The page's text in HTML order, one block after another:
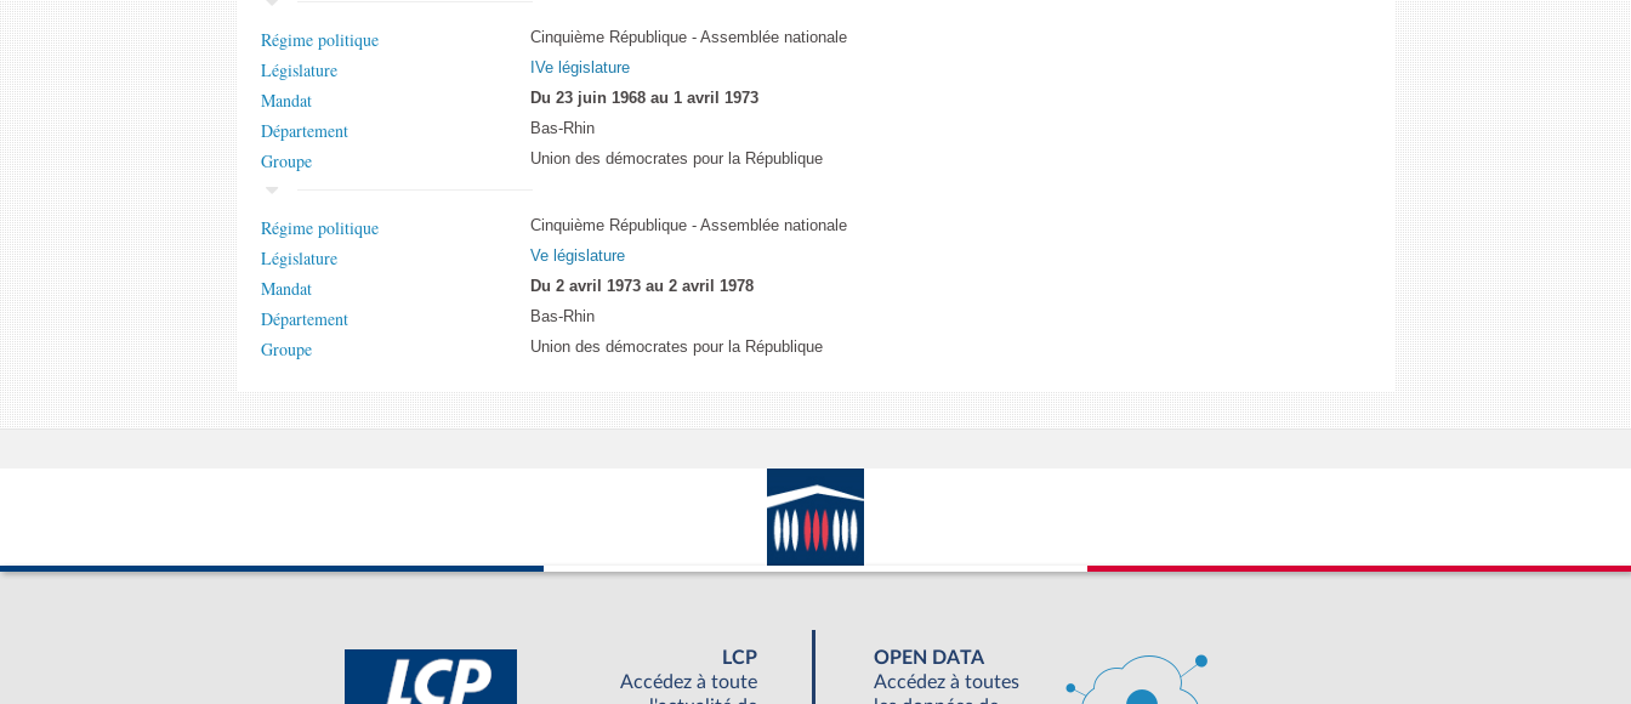
Régime politique Cinquième République - Assemblée nationale
Législature IVe législature
Mandat Du 23 juin 1968 au 1 avril 1973
Département Bas-Rhin
Groupe Union des démocrates pour la République
Régime politique Cinquième République - Assemblée nationale
Législature Ve législature
Mandat Du 2 avril 1973 au 2 avril 1978
Département Bas-Rhin
Groupe Union des démocrates pour la République
LCP
Accédez à toute
OPEN DATA
Accédez à toutes